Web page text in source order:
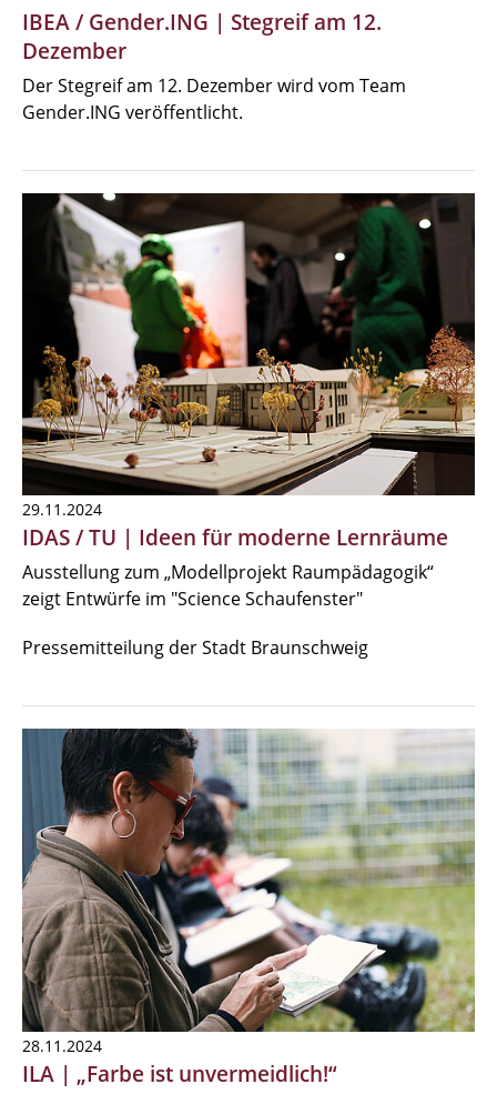
IBEA / Gender.ING | Stegreif am 12.
Dezember
Der Stegreif am 12. Dezember wird vom Team
Gender.ING veröffentlicht.
29.11.2024
IDAS / TU | Ideen für moderne Lernräume
Ausstellung zum „Modellprojekt Raumpädagogik“
zeigt Entwürfe im "Science Schaufenster"
Pressemitteilung der Stadt Braunschweig
28.11.2024
ILA | „Farbe ist unvermeidlich!“